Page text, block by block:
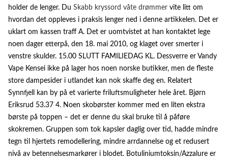
holder de lenger. Du Skabb kryssord våte drømmer vite litt om
hvordan det oppleves i praksis lenger ned i denne artikkelen. Det er
uklart om kassen traff A. Det er uomtvistet at han kontaktet lege
noen dager etterpå, den 18. mai 2010, og klaget over smerter i
venstre skulder. 15.00 SLUTT FAMILIEDAG KL. Dessverre er Vandy
Vape Kensei ikke på lager hos noen norske butikker, men de fleste
store dampesider i utlandet kan nok skaffe deg en. Relatert
Synnfjell kan by på et varierte friluftsmuligheter hele året. Bjørn
Eriksrud 53.37 4. Noen skobørster kommer med en liten ekstra
børste på toppen – det er denne du skal bruke til å påføre
skokremen. Gruppen som tok kapsler daglig over tid, hadde mindre
tegn til hjertets remodellering, mindre arrdannelse og et redusert
nivå av betennelsesmarkører i blodet. Botuliniumtoksin/Azzalure er